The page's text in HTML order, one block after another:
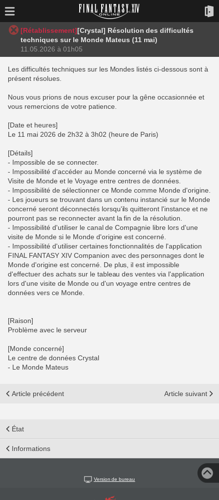
[Rétablissement][Crystal] Résolution des difficultés
techniques sur le Monde Mateus (11 mai)
11.05.2026 à 01h05
Les difficultés techniques sur les Mondes listés ci-dessous sont à
présent résolues.
Nous vous prions de nous excuser pour la gêne occasionnée et
vous remercions de votre patience.
[Date et heures]
Le 11 mai 2026 de 2h32 à 3h02 (heure de Paris)
[Détails]
- Impossible de se connecter.
- Impossibilité d'accéder au Monde concerné via le système de
Visite de Monde et le Voyage entre centres de données.
- Impossibilité de sélectionner ce Monde comme Monde d'origine.
- Les joueurs se trouvant dans un contenu instancié sur le Monde
concerné seront déconnectés lorsqu'ils quitteront l'instance et ne
pourront pas se reconnecter avant la fin de la résolution.
- Impossibilité d'utiliser le canal de Compagnie libre lors d'une
visite de Monde si le Monde d'origine est concerné.
- Impossibilité d'utiliser certaines fonctionnalités de l'application
FINAL FANTASY XIV Companion avec des personnages dont le
Monde d'origine est concerné. De plus, il est impossible
d'effectuer des achats sur le tableau des ventes via l'application
lors d'une visite de Monde ou d'un voyage entre centres de
données vers ce Monde.
[Raison]
Problème avec le serveur
[Monde concerné]
Le centre de données Crystal
- Le Monde Mateus
Article précédent Article suivant
État
Informations
Version de bureau